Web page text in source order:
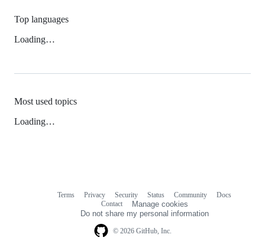
Top languages
Loading…
Most used topics
Loading…
© 2026 GitHub, Inc.
Terms Privacy Security Status Community
Docs
Contact
Manage cookies
Do not share my personal information